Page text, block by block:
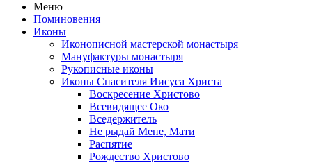
Меню
Поминовения
Иконы
Иконописной мастерской монастыря
Мануфактуры монастыря
Рукописные иконы
Иконы Спасителя Иисуса Христа
Воскресение Христово
Всевидящее Око
Вседержитель
Не рыдай Мене, Мати
Распятие
Рождество Христово